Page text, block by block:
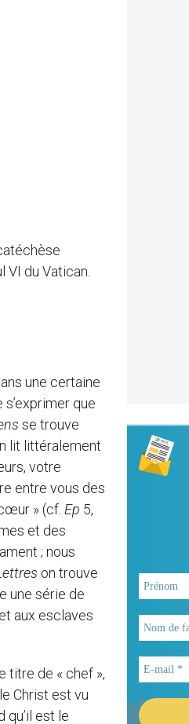
du Vatican.
une certaine
que
se trouve
lit littéralement
votre
entre vous des
» (cf. Ep 5,
et des
; nous
on trouve
une série de
aux esclaves
titre de « chef »,
Christ est vu
qu’il est le